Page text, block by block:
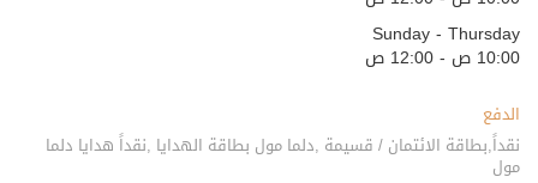
Sunday - Thursday
10:00 ص - 12:00 ص
الدفع
نقداً,بطاقة الائتمان / قسيمة ,دلما مول بطاقة الهدايا ,نقداً هدايا دلما
مول